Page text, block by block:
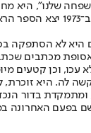
שלנו", היא
ספרים, אני הכתבתי
אסופת מכתבים
לה. היא זוכרת,
בדור
בפעם האחרונה